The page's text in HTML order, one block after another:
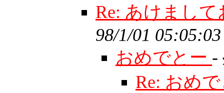
Re: あけまし
98/1/01 05:05:03
おめでとー -
Re: おめ